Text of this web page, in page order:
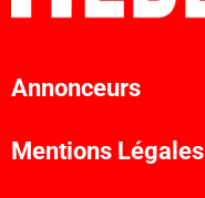
Annonceurs
Mentions Légales